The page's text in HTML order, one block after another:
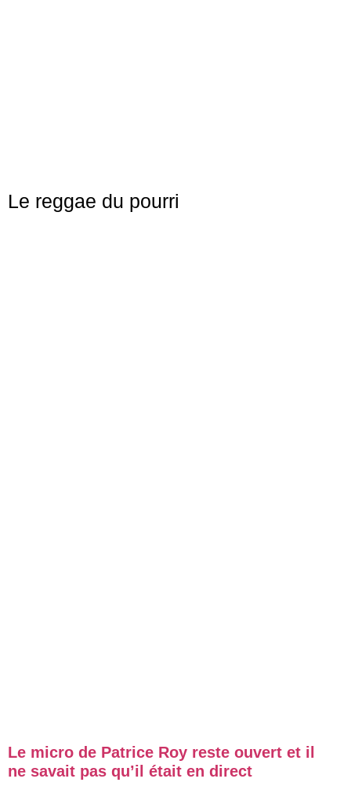
Le reggae du pourri
Le micro de Patrice Roy reste ouvert et il
ne savait pas qu’il était en direct